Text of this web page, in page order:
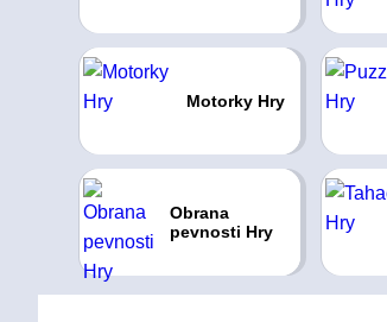
Motorky Hry
Obrana
pevnosti Hry